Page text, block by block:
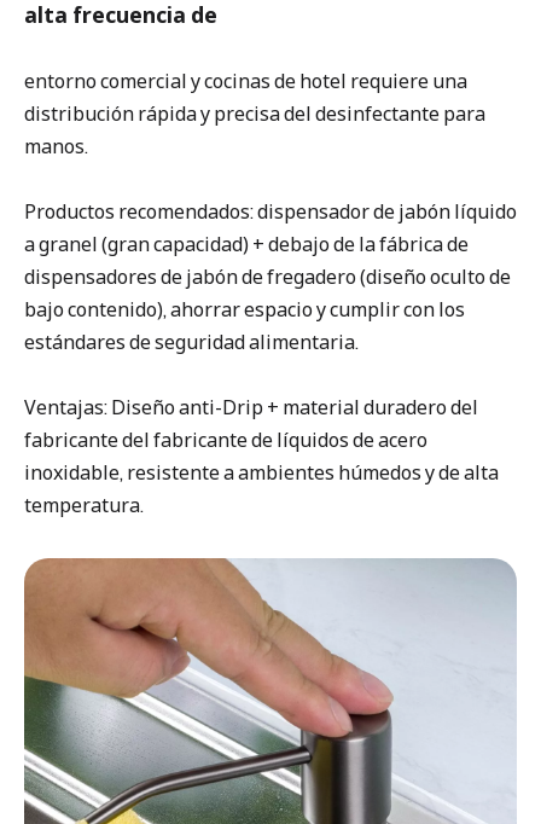
alta frecuencia de
entorno comercial y cocinas de hotel requiere una
distribución rápida y precisa del desinfectante para
manos.
Productos recomendados: dispensador de jabón líquido
a granel (gran capacidad) + debajo de la fábrica de
dispensadores de jabón de fregadero (diseño oculto de
bajo contenido), ahorrar espacio y cumplir con los
estándares de seguridad alimentaria.
Ventajas: Diseño anti-Drip + material duradero del
fabricante del fabricante de líquidos de acero
inoxidable, resistente a ambientes húmedos y de alta
temperatura.